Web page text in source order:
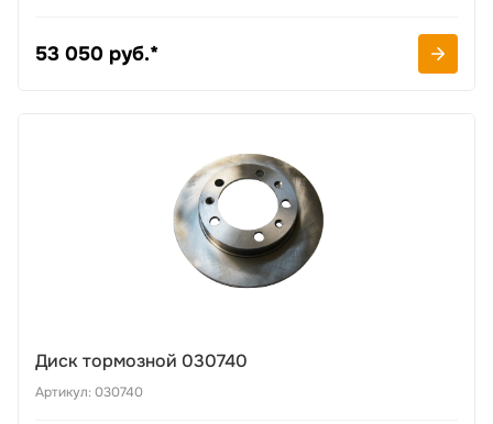
53 050 руб.*
Диск тормозной 030740
Артикул: 030740